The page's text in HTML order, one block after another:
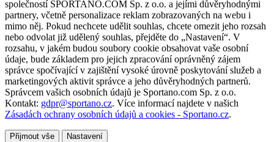
společností SPORTANO.COM Sp. z o.o. a jejími důvěryhodnými
partnery, včetně personalizace reklam zobrazovaných na webu i
mimo něj. Pokud nechcete udělit souhlas, chcete omezit jeho rozsah
nebo odvolat již udělený souhlas, přejděte do „Nastavení“. V
rozsahu, v jakém budou soubory cookie obsahovat vaše osobní
údaje, bude základem pro jejich zpracování oprávněný zájem
správce spočívající v zajištění vysoké úrovně poskytování služeb a
marketingových aktivit správce a jeho důvěryhodných partnerů.
Správcem vašich osobních údajů je Sportano.com Sp. z o.o.
Kontakt: gdpr@sportano.cz. Více informací najdete v našich
Zásadách ochrany osobních údajů a cookies - Sportano.cz.
Přijmout vše Nastavení